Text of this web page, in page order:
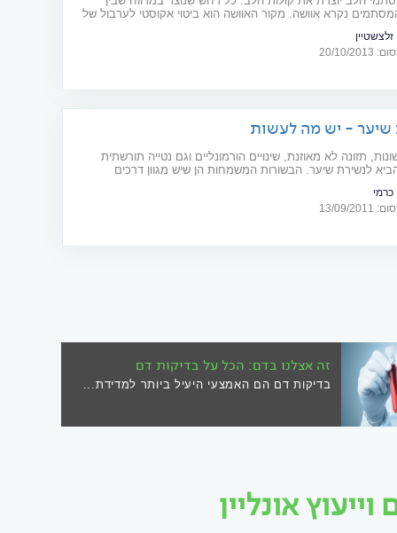
נקרא אוושה. מקור האוושה הוא ביטוי אקוסטי לערבול של
במעברים תקינים.זלצשטיין
2013
שיער - יש מה לעשות
תזונה לא מאוזנת, שינויים הורמונליים וגם נטייה תורשתית
לנשירת שיער. הבשורות המשמחות הן שיש מגוון דרכים
כרמי
2011
זה אצלנו בדם: הכל על בדיקות דם
בדיקות דם הם האמצעי היעיל ביותר למדידת...
אונליין